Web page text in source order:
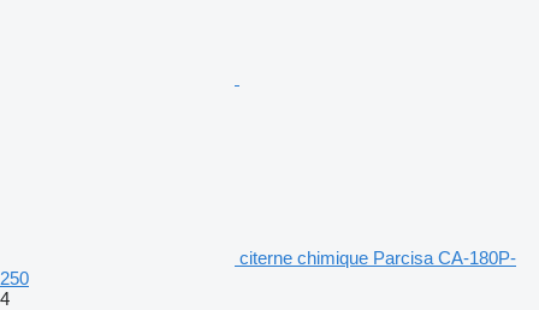
citerne chimique Parcisa CA-180P-
250
4